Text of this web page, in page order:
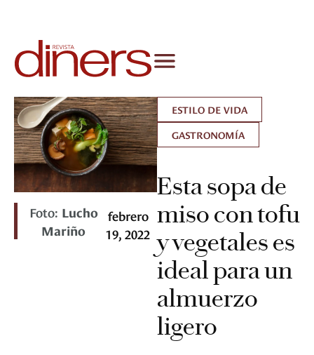
Foto: Lucho
Mariño
febrero
19, 2022
ESTILO DE VIDA
GASTRONOMÍA
Esta sopa de
miso con tofu
y vegetales es
ideal para un
almuerzo
ligero